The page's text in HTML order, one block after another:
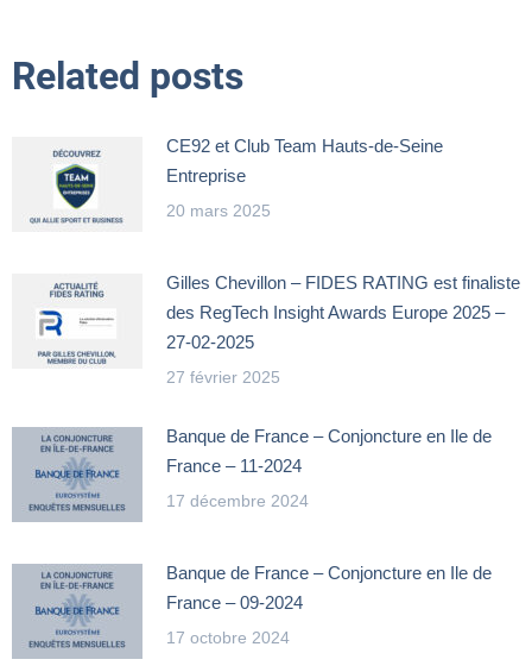
Related posts
CE92 et Club Team Hauts-de-Seine
Entreprise
20 mars 2025
Gilles Chevillon – FIDES RATING est finaliste
des RegTech Insight Awards Europe 2025 –
27-02-2025
27 février 2025
Banque de France – Conjoncture en Ile de
France – 11-2024
17 décembre 2024
Banque de France – Conjoncture en Ile de
France – 09-2024
17 octobre 2024